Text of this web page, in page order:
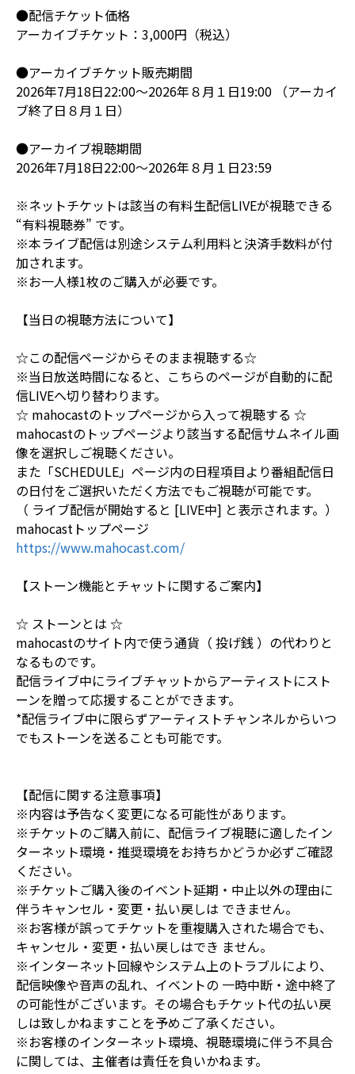
●配信チケット価格
アーカイブチケット：3,000円（税込）
●アーカイブチケット販売期間
2026年7月18日22:00～2026年８月１日19:00 （アーカイ
ブ終了日８月１日）
●アーカイブ視聴期間
2026年7月18日22:00～2026年８月１日23:59
※ネットチケットは該当の有料生配信LIVEが視聴できる
“有料視聴券” です。
※本ライブ配信は別途システム利用料と決済手数料が付
加されます。
※お一人様1枚のご購入が必要です。
【当日の視聴方法について】
☆この配信ページからそのまま視聴する☆
※当日放送時間になると、こちらのページが自動的に配
信LIVEへ切り替わります。
☆ mahocastのトップページから入って視聴する ☆
mahocastのトップページより該当する配信サムネイル画
像を選択しご視聴ください。
また「SCHEDULE」ページ内の日程項目より番組配信日
の日付をご選択いただく方法でもご視聴が可能です。
（ ライブ配信が開始すると [LIVE中] と表示されます。）
mahocastトップページ
https://www.mahocast.com/
【ストーン機能とチャットに関するご案内】
☆ ストーンとは ☆
mahocastのサイト内で使う通貨（ 投げ銭 ）の代わりと
なるものです。
配信ライブ中にライブチャットからアーティストにスト
ーンを贈って応援することができます。
*配信ライブ中に限らずアーティストチャンネルからいつ
でもストーンを送ることも可能です。
【配信に関する注意事項】
※内容は予告なく変更になる可能性があります。
※チケットのご購入前に、配信ライブ視聴に適したイン
ターネット環境・推奨環境をお持ちかどうか必ずご確認
ください。
※チケットご購入後のイベント延期・中止以外の理由に
伴うキャンセル・変更・払い戻しは できません。
※お客様が誤ってチケットを重複購入された場合でも、
キャンセル・変更・払い戻しはでき ません。
※インターネット回線やシステム上のトラブルにより、
配信映像や音声の乱れ、イベントの 一時中断・途中終了
の可能性がございます。その場合もチケット代の払い戻
しは致しかねますことを予めご了承ください。
※お客様のインターネット環境、視聴環境に伴う不具合
に関しては、主催者は責任を負いかねます。